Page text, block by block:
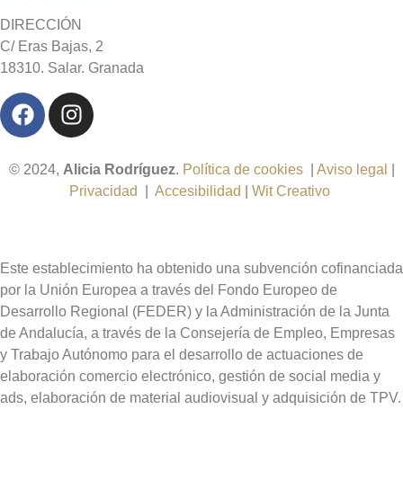
DIRECCIÓN
C/ Eras Bajas, 2
18310. Salar. Granada
© 2024, Alicia Rodríguez. Política de cookies| Aviso legal
Privacidad
Accesibilidad Wit Creativo
Este establecimiento ha obtenido una subvención cofinanciada
por la Unión Europea a través del Fondo Europeo de
Desarrollo Regional (FEDER) y la Administración de la Junta
de Andalucía, a través de la Consejería de Empleo, Empresas
y Trabajo Autónomo para el desarrollo de actuaciones de
elaboración comercio electrónico, gestión de social media y
ads, elaboración de material audiovisual y adquisición de TPV.